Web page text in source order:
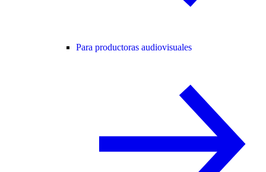
Para productoras audiovisuales